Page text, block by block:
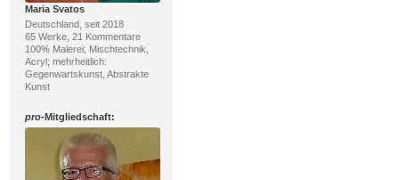
Maria Svatos
Deutschland, seit 2018
65 Werke, 21 Kommentare
100% Malerei; Mischtechnik,
Acryl; mehrheitlich:
Gegenwartskunst, Abstrakte
Kunst
pro-Mitgliedschaft: